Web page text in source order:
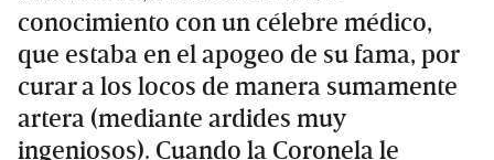
conocimiento con un célebre médico,
que estaba en el apogeo de su fama, por
curar a los locos de manera sumamente
artera (mediante ardides muy
ingeniosos). Cuando la Coronela le